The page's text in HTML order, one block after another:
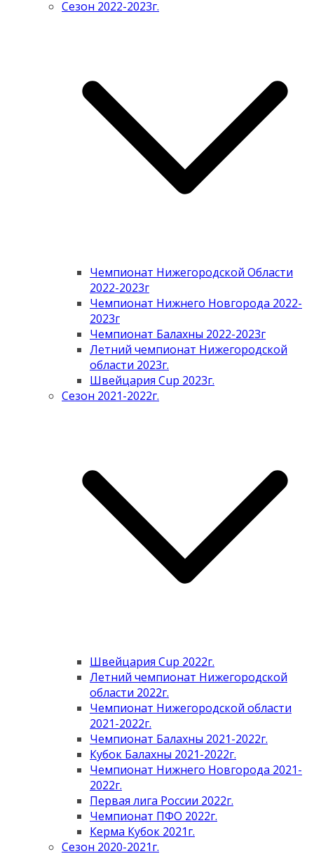
Сезон 2022-2023г.
Чемпионат Нижегородской Области
2022-2023г
Чемпионат Нижнего Новгорода 2022-
2023г
Чемпионат Балахны 2022-2023г
Летний чемпионат Нижегородской
области 2023г.
Швейцария Cup 2023г.
Сезон 2021-2022г.
Швейцария Cup 2022г.
Летний чемпионат Нижегородской
области 2022г.
Чемпионат Нижегородской области
2021-2022г.
Чемпионат Балахны 2021-2022г.
Кубок Балахны 2021-2022г.
Чемпионат Нижнего Новгорода 2021-
2022г.
Первая лига России 2022г.
Чемпионат ПФО 2022г.
Керма Кубок 2021г.
Сезон 2020-2021г.